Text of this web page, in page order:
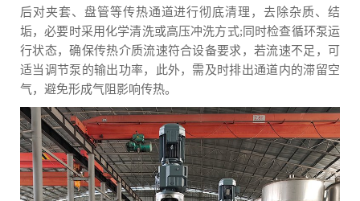
后对夹套、盘管等传热通道进行彻底清理，去除杂质、结
垢，必要时采用化学清洗或高压冲洗方式;同时检查循环泵运
行状态，确保传热介质流速符合设备要求，若流速不足，可
适当调节泵的输出功率，此外，需及时排出通道内的滞留空
气，避免形成气阻影响传热。